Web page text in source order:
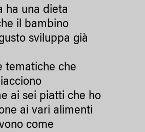
ha una dieta
il bambino
sviluppa già
tematiche che
ai sei piatti che ho
ai vari alimenti
come